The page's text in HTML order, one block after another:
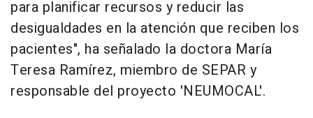
para planificar recursos y reducir las
desigualdades en la atención que reciben los
pacientes", ha señalado la doctora María
Teresa Ramírez, miembro de SEPAR y
responsable del proyecto 'NEUMOCAL'.